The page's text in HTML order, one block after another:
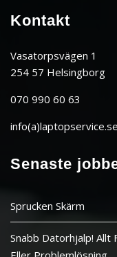
Kontakt
Vasatorpsvägen 1
254 57 Helsingborg
070 990 60 63
info(a)laptopservice.se
Senaste
Sprucken Skärm
Snabb Datorhjalp! Allt